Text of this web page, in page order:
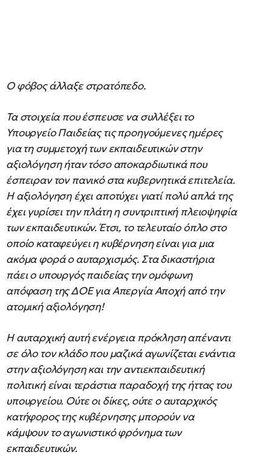
Ο φόβος άλλαξε στρατόπεδο.
Τα στοιχεία που έσπευσε να συλλέξει το
Υπουργείο Παιδείας τις προηγούμενες ημέρες
για τη συμμετοχή των εκπαιδευτικών στην
αξιολόγηση ήταν τόσο αποκαρδιωτικά που
έσπειραν τον πανικό στα κυβερνητικά επιτελεία.
Η αξιολόγηση έχει αποτύχει γιατί πολύ απλά της
έχει γυρίσει την πλάτη η συντριπτική πλειοψηφία
των εκπαιδευτικών. Έτσι, το τελευταίο όπλο στο
οποίο καταφεύγει η κυβέρνηση είναι για μια
ακόμα φορά ο αυταρχισμός. Στα δικαστήρια
πάει ο υπουργός παιδείας την ομόφωνη
απόφαση της ΔΟΕ για Απεργία Αποχή από την
ατομική αξιολόγηση!
Η αυταρχική αυτή ενέργεια πρόκληση απέναντι
σε όλο τον κλάδο που μαζικά αγωνίζεται ενάντια
στην αξιολόγηση και την αντιεκπαιδευτική
πολιτική είναι τεράστια παραδοχή της ήττας του
υπουργείου. Ούτε οι δίκες, ούτε ο αυταρχικός
κατήφορος της κυβέρνησης μπορούν να
κάμψουν το αγωνιστικό φρόνημα των
εκπαιδευτικών.